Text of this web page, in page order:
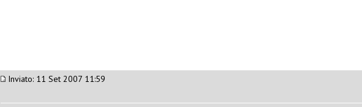
Inviato: 11 Set 2007 11:59